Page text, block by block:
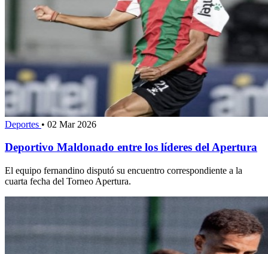
Deportes • 02 Mar 2026
Deportivo Maldonado entre los líderes del Apertura
El equipo fernandino disputó su encuentro correspondiente a la
cuarta fecha del Torneo Apertura.